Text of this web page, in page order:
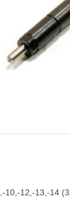
10,-12,-13,-14